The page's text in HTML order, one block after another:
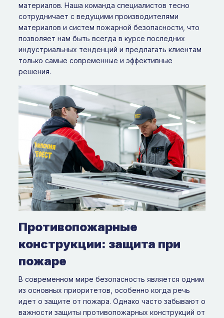
материалов. Наша команда специалистов тесно
сотрудничает с ведущими производителями
материалов и систем пожарной безопасности, что
позволяет нам быть всегда в курсе последних
индустриальных тенденций и предлагать клиентам
только самые современные и эффективные
решения.
Противопожарные
конструкции: защита при
пожаре
В современном мире безопасность является одним
из основных приоритетов, особенно когда речь
идет о защите от пожара. Однако часто забывают о
важности защиты противопожарных конструкций от